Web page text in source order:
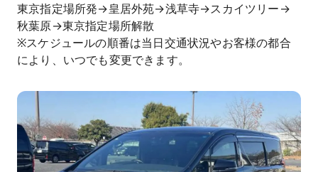
東京指定場所発→皇居外苑→浅草寺→スカイツリー→
秋葉原→東京指定場所解散
※スケジュールの順番は当日交通状況やお客様の都合
により、いつでも変更できます。